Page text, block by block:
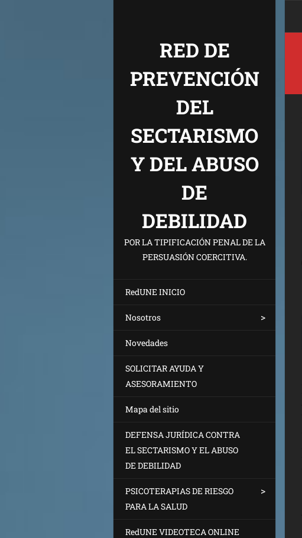
RED DE
PREVENCIÓN
DEL
SECTARISMO
Y DEL ABUSO
DE
DEBILIDAD
POR LA TIPIFICACIÓN PENAL DE LA
PERSUASIÓN COERCITIVA.
RedUNE INICIO
Nosotros
Novedades
SOLICITAR AYUDA Y
ASESORAMIENTO
Mapa del sitio
DEFENSA JURÍDICA CONTRA
EL SECTARISMO Y EL ABUSO
DE DEBILIDAD
PSICOTERAPIAS DE RIESGO
PARA LA SALUD
RedUNE VIDEOTECA ONLINE